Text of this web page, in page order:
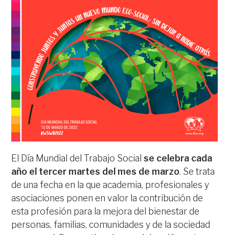
El Día Mundial del Trabajo Socialse celebra cada
año el tercer martes del mes de marzo. Se trata
de una fecha en la que academia, profesionales y
asociaciones ponen en valor la contribución de
esta profesión para la mejora del bienestar de
personas, familias, comunidades y de la sociedad